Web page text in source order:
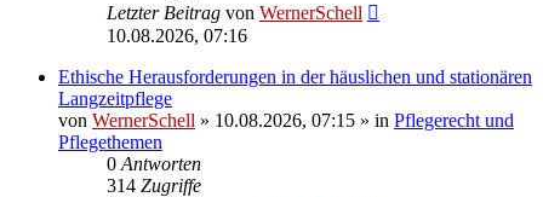
Letzter Beitrag von WernerSchell
10.08.2026, 07:16
Ethische Herausforderungen in der häuslichen und stationären
Langzeitpflege
von WernerSchell » 10.08.2026, 07:15 » in Pflegerecht und
Pflegethemen
0 Antworten
314 Zugriffe